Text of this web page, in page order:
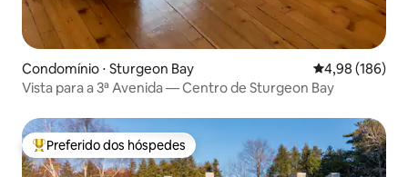
Condomínio ⋅ Sturgeon Bay 4,98 de uma
4,98 (186)
Vista para a 3ª Avenida — Centro de Sturgeon Bay
Entre os melhores preferidos dos hóspedes
Preferido dos hóspedes